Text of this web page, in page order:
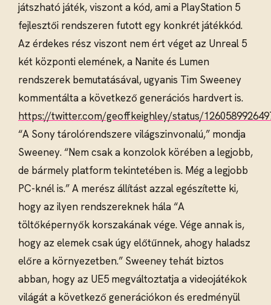
játszható játék, viszont a kód, ami a PlayStation 5
fejlesztői rendszeren futott egy konkrét játékkód.
Az érdekes rész viszont nem ért véget az Unreal 5
két központi elemének, a Nanite és Lumen
rendszerek bemutatásával, ugyanis Tim Sweeney
kommentálta a következő generációs hardvert is.
https://twitter.com/geoffkeighley/status/
“A Sony tárolórendszere világszinvonalú,” mondja
Sweeney. “Nem csak a konzolok körében a legjobb,
de bármely platform tekintetében is. Még a legjobb
PC-knél is.” A merész állítást azzal egészítette ki,
hogy az ilyen rendszereknek hála “A
töltőképernyők korszakának vége. Vége annak is,
hogy az elemek csak úgy előtűnnek, ahogy haladsz
előre a környezetben.” Sweeney tehát biztos
abban, hogy az UE5 megváltoztatja a videojátékok
világát a következő generációkon és eredményül